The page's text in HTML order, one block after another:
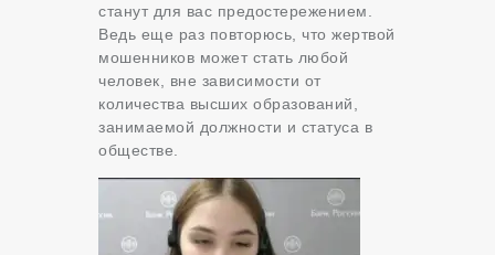
станут для вас предостережением.
Ведь еще раз повторюсь, что жертвой
мошенников может стать любой
человек, вне зависимости от
количества высших образований,
занимаемой должности и статуса в
обществе.